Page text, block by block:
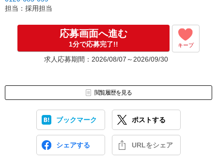
担当：採用担当
応募画面へ進む
1分で応募完了!! キープ
求人応募期間：2026/08/07～2026/09/30
閲覧履歴を見る
ブックマーク ポストする
シェアする URLをシェア